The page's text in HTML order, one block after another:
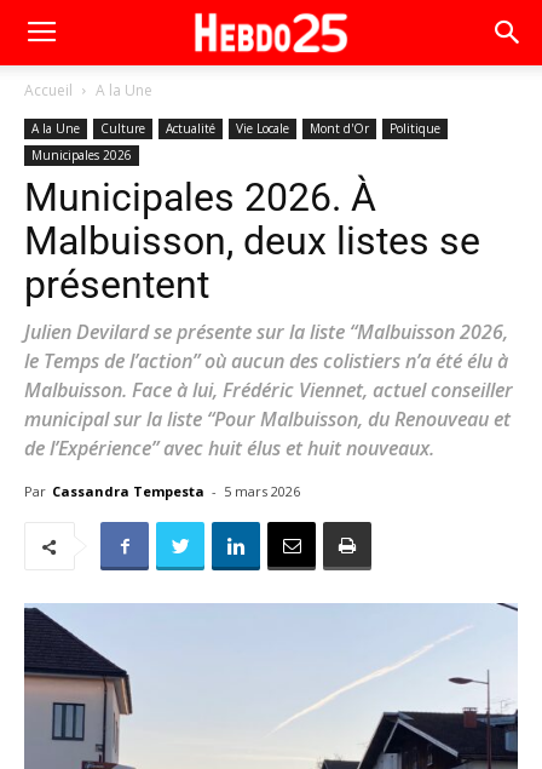
Accueil A la Une
A la Une Culture Actualité Vie Locale Mont d'Or
Politique
Municipales 2026
Municipales 2026. À
Malbuisson, deux listes se
présentent
Julien Devilard se présente sur la liste “Malbuisson 2026,
le Temps de l’action” où aucun des colistiers n’a été élu à
Malbuisson. Face à lui, Frédéric Viennet, actuel conseiller
municipal sur la liste “Pour Malbuisson, du Renouveau et
de l’Expérience” avec huit élus et huit nouveaux.
Par Cassandra Tempesta - 5 mars 2026